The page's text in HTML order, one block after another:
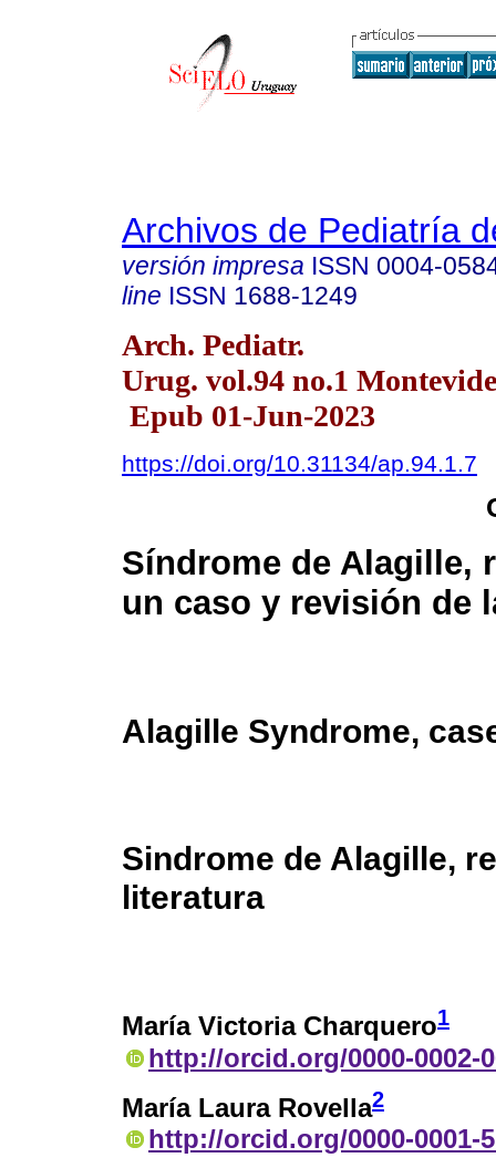
Archivos de Pediatría
versión impresa ISSN 0004-
line ISSN 1688-1249
Arch. Pediatr.
Urug. vol.94 no.1
Epub 01-Jun-2023
https://doi.org/10.31134/ap.94.1.7
Síndrome de Alagille,
un caso y revisión de
Alagille Syndrome,
Sindrome de Alagille,
literatura
María Victoria Charquero1
http://orcid.org/0000-0002-
María Laura Rovella2
http://orcid.org/0000-0001-